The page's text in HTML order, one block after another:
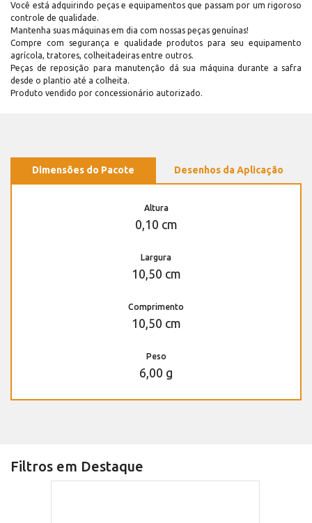
Você está adquirindo peças e equipamentos que passam por um rigoroso
controle de qualidade.
Mantenha suas máquinas em dia com nossas peças genuínas!
Compre com segurança e qualidade produtos para seu equipamento
agrícola, tratores, colheitadeiras entre outros.
Peças de reposição para manutenção dá sua máquina durante a safra
desde o plantio até a colheita.
Produto vendido por concessionário autorizado.
Dimensões do Pacote Desenhos da Aplicação
Altura
0,10 cm
Largura
10,50 cm
Comprimento
10,50 cm
Peso
6,00 g
Filtros em Destaque